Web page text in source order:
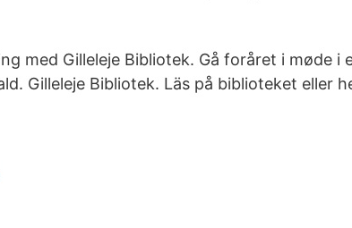
med Gilleleje Bibliotek. Gå foråret i møde i
Gilleleje Bibliotek. Läs på biblioteket eller